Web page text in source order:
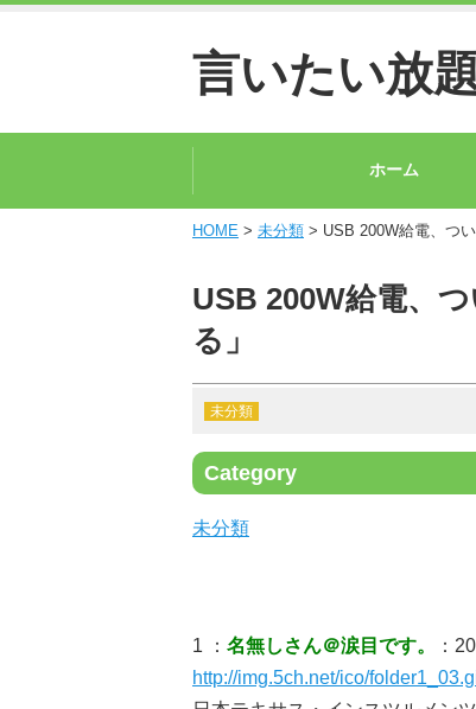
言いたい放
ホーム
HOME > 未分類 > USB 200W給電、つ
USB 200W給電、
る」
未分類
Category
未分類
1 ： 名無しさん＠涙目です。 ：
http://img.5ch.net/ico/